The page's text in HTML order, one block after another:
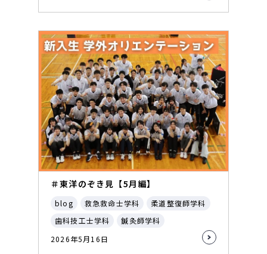
＃東洋のぞき見【5月編】
blog 救急救命士学科
柔道整復師学科
歯科技工士学科
鍼灸師学科
2026年5月16日